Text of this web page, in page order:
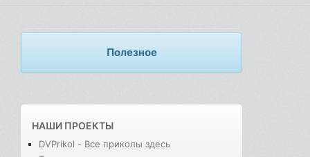
Полезное
НАШИ ПРОЕКТЫ
DVPrikol - Все приколы здесь